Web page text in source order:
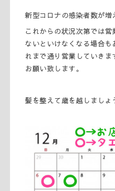
新型コロナの感染者数が
これからの状況次第では
ないといけなくなる場合
れまで通り営業していきま
お願い致します。
髪を整えて歳を越しましょ